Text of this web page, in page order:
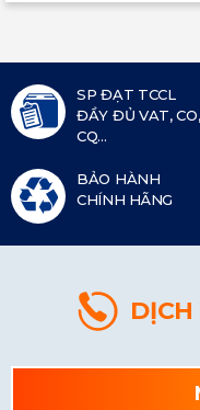
SP ĐẠT TCCL
ĐẦY ĐỦ VAT, CO,
CQ...
BẢO HÀNH
CHÍNH HÃNG